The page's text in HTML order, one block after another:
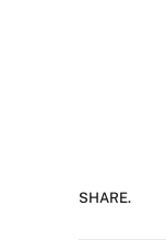
SHARE.